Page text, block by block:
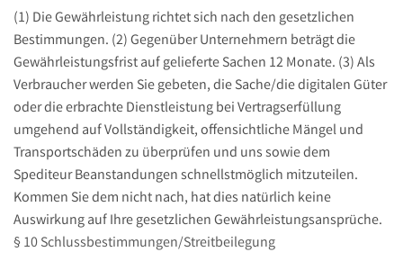
(1) Die Gewährleistung richtet sich nach den gesetzlichen
Bestimmungen. (2) Gegenüber Unternehmern beträgt die
Gewährleistungsfrist auf gelieferte Sachen 12 Monate. (3) Als
Verbraucher werden Sie gebeten, die Sache/die digitalen Güter
oder die erbrachte Dienstleistung bei Vertragserfüllung
umgehend auf Vollständigkeit, offensichtliche Mängel und
Transportschäden zu überprüfen und uns sowie dem
Spediteur Beanstandungen schnellstmöglich mitzuteilen.
Kommen Sie dem nicht nach, hat dies natürlich keine
Auswirkung auf Ihre gesetzlichen Gewährleistungsansprüche.
§ 10 Schlussbestimmungen/Streitbeilegung